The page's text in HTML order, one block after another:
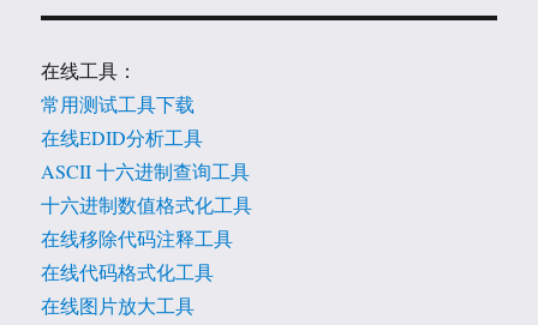
在线工具：
常用测试工具下载
在线EDID分析工具
ASCII 十六进制查询工具
十六进制数值格式化工具
在线移除代码注释工具
在线代码格式化工具
在线图片放大工具